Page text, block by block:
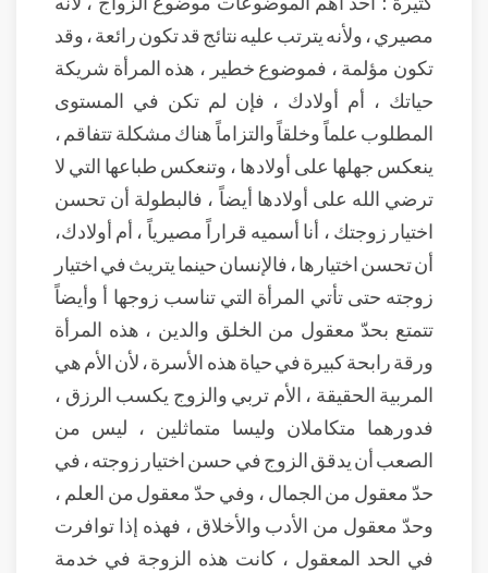
مصيري ، ولأنه يترتب عليه نتائج قد تكون رائعة ، وقد
تكون مؤلمة ، فموضوع خطير ، هذه المرأة شريكة
حياتك ، أم أولادك ، فإن لم تكن في المستوى
المطلوب علماً وخلقاً والتزاماً هناك مشكلة تتفاقم ،
ينعكس جهلها على أولادها ، وتنعكس طباعها التي لا
ترضي الله على أولادها أيضاً ، فالبطولة أن تحسن
اختيار زوجتك ، أنا أسميه قراراً مصيرياً ، أم أولادك،
أن تحسن اختيارها ، فالإنسان حينما يتريث في اختيار
زوجته حتى تأتي المرأة التي تناسب زوجها أ وأيضاً
تتمتع بحدّ معقول من الخلق والدين ، هذه المرأة
ورقة رابحة كبيرة في حياة هذه الأسرة ، لأن الأم هي
المربية الحقيقة ، الأم تربي والزوج يكسب الرزق ،
فدورهما متكاملان وليسا متماثلين ، ليس من
الصعب أن يدقق الزوج في حسن اختيار زوجته ، في
حدّ معقول من الجمال ، وفي حدّ معقول من العلم ،
وحدّ معقول من الأدب والأخلاق ، فهذه إذا توافرت
في الحد المعقول ، كانت هذه الزوجة في خدمة